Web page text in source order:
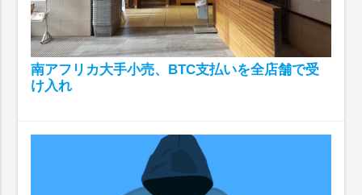
南アフリカ大手小売、BTC支払いを全店舗で受
け入れ